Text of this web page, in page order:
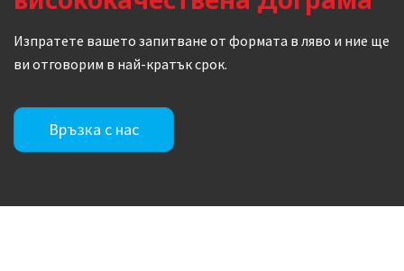
Изпратете вашето запитване от формата в ляво и ние ще
ви отговорим в най-кратък срок.
Връзка с нас